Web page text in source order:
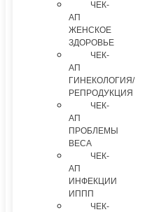
ЧЕК-
АП
ЖЕНСКОЕ
ЗДОРОВЬЕ
ЧЕК-
АП
ГИНЕКОЛОГИЯ/
РЕПРОДУКЦИЯ
ЧЕК-
АП
ПРОБЛЕМЫ
ВЕСА
ЧЕК-
АП
ИНФЕКЦИИ
ИППП
ЧЕК-